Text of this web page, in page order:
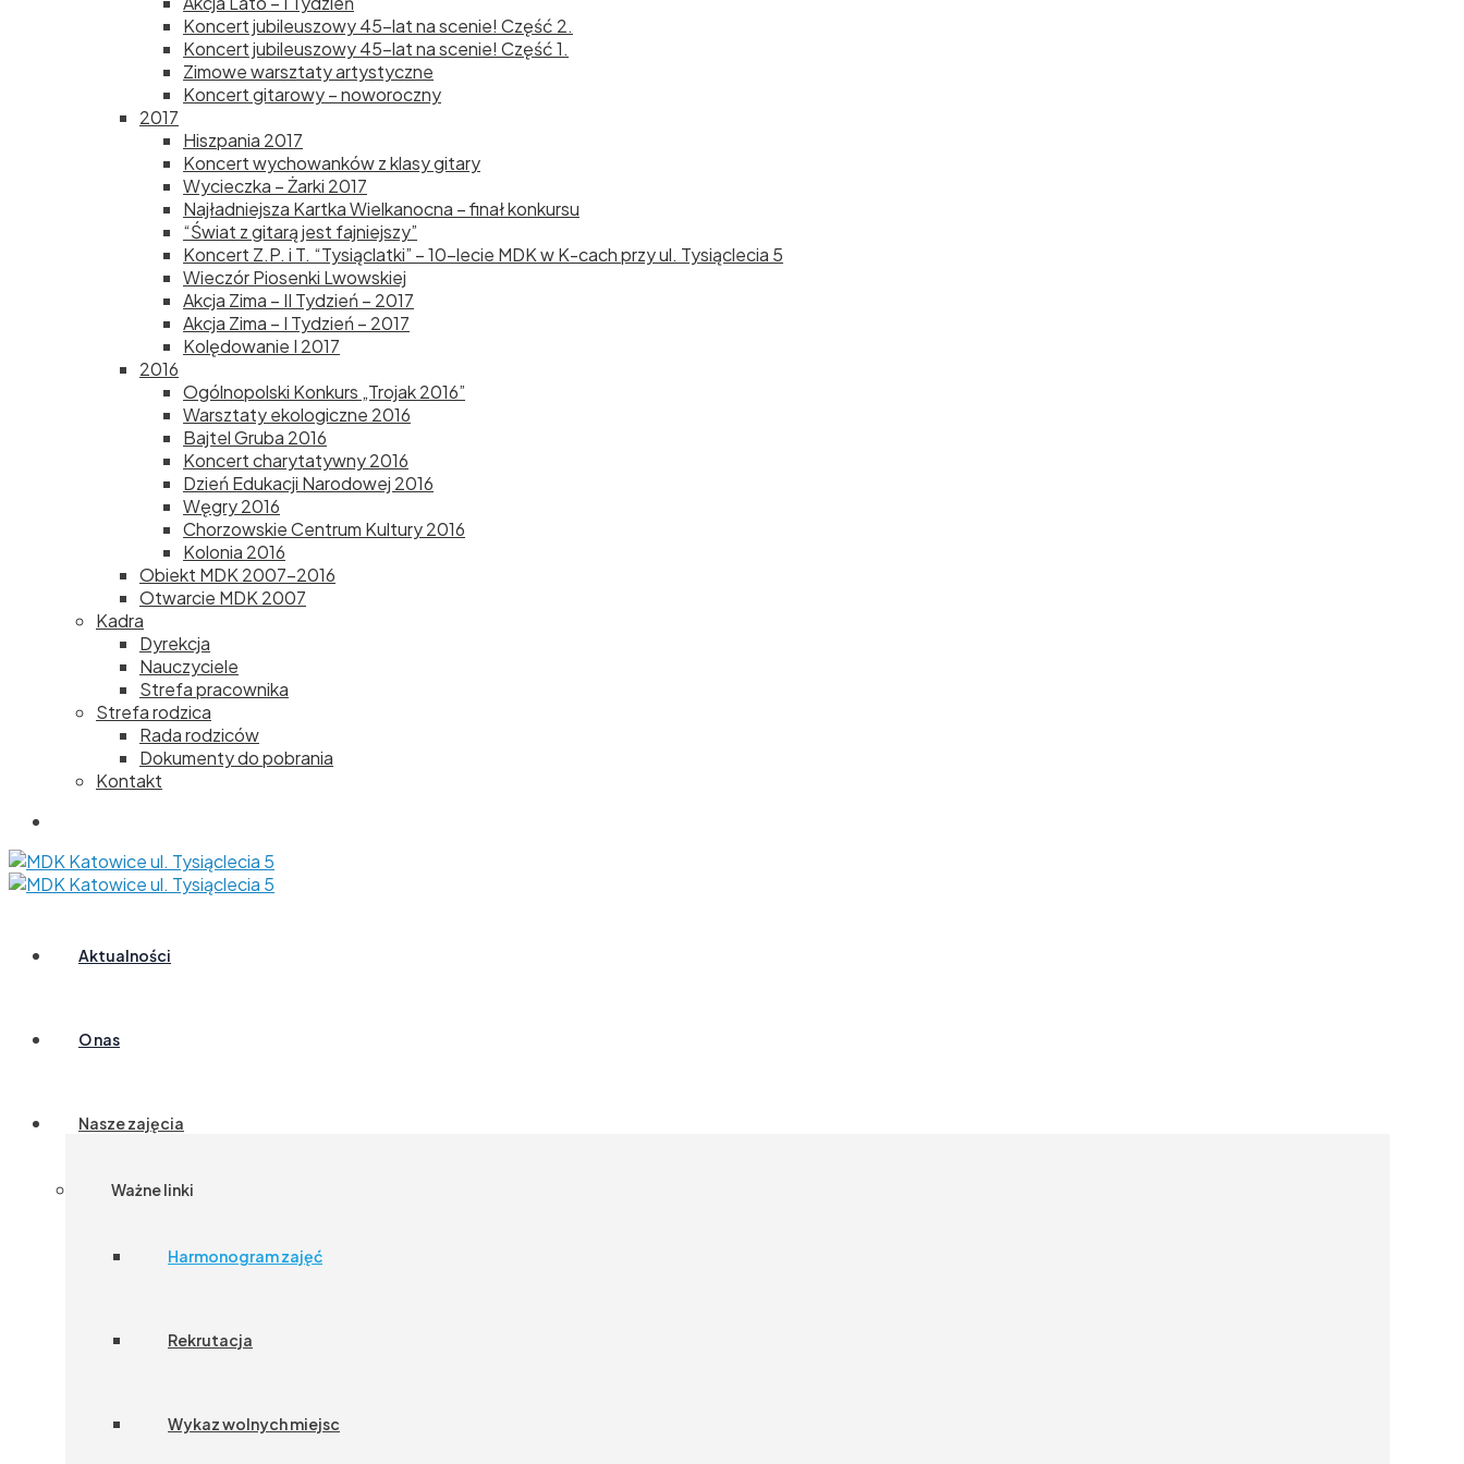
Koncert jubileuszowy 45-lat na scenie! Część 2.
Koncert jubileuszowy 45-lat na scenie! Część 1.
Zimowe warsztaty artystyczne
Koncert gitarowy – noworoczny
2017
Hiszpania 2017
Koncert wychowanków z klasy gitary
Wycieczka – Żarki 2017
Najładniejsza Kartka Wielkanocna – finał konkursu
“Świat z gitarą jest fajniejszy”
Koncert Z.P. i T. “Tysiąclatki” – 10-lecie MDK w K-cach przy ul. Tysiąclecia 5
Wieczór Piosenki Lwowskiej
Akcja Zima – II Tydzień – 2017
Akcja Zima – I Tydzień – 2017
Kolędowanie I 2017
2016
Ogólnopolski Konkurs „Trojak 2016”
Warsztaty ekologiczne 2016
Bajtel Gruba 2016
Koncert charytatywny 2016
Dzień Edukacji Narodowej 2016
Węgry 2016
Chorzowskie Centrum Kultury 2016
Kolonia 2016
Obiekt MDK 2007-2016
Otwarcie MDK 2007
Kadra
Dyrekcja
Nauczyciele
Strefa pracownika
Strefa rodzica
Rada rodziców
Dokumenty do pobrania
Kontakt
Aktualności
O nas
Nasze zajęcia
Ważne linki
Harmonogram zajęć
Rekrutacja
Wykaz wolnych miejsc